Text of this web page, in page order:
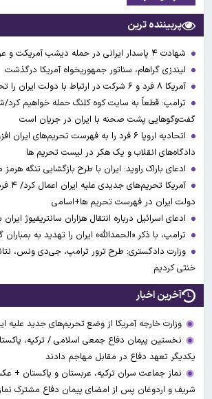
پربیننده ترین
شهادت ۴ پاسدار ایرانی در حمله دیشب آمریکت و عربستان به عراق
لیندزی گراهام، سناتور جمهوریخواه آمریکا درگذشت
آمریکا ۸ فرد و ۶ شرکت در ارتباط با دولت ایران را تحریم کرد
ترامپ: قطعاً به سایت کوه کلنگ حمله خواهیم کرد/
گفت‌وگوهایی پشت صحنه با ایران در جریان است
اتحادیه اروپا ۶ فرد را به فهرست تحریم‌های
دادگاه‌های انقلاب و یک هکر در لیست تحریم ها
ادعای باراک راوید: ایران با طرح بازگشایی تنگه
دولت ایران در فهرست تحریم ها+اسامی
ادعای اسرائیل درباره انتقال هزاران سانتریفیوژ
ترامپ، با ذکر «الحمدالله» ایران را تهدید به
وزارت دادگستری: طرح ترور ترامپ، جی‌دی ونس،
خنثی کردیم
آخرین اخبار
وزارت خارجه آمریکا از وضع تحریم‌های جدید علیه
نخستین پیمان دفاع جمعی اسلامی / ترکیه،
یکدیگر تعهد دفاع در مقابل مهاجم دادند
نماز جماعت سران ترکیه، عربستان و پاکستان +
شریف و اردوغان پس از امضای پیمان دفاع مشترک